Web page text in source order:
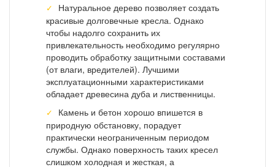
Натуральное дерево позволяет создать
красивые долговечные кресла. Однако
чтобы надолго сохранить их
привлекательность необходимо регулярно
проводить обработку защитными составами
(от влаги, вредителей). Лучшими
эксплуатационными характеристиками
обладает древесина дуба и лиственницы.
Камень и бетон хорошо впишется в
природную обстановку, порадует
практически неограниченным периодом
службы. Однако поверхность таких кресел
слишком холодная и жесткая, а